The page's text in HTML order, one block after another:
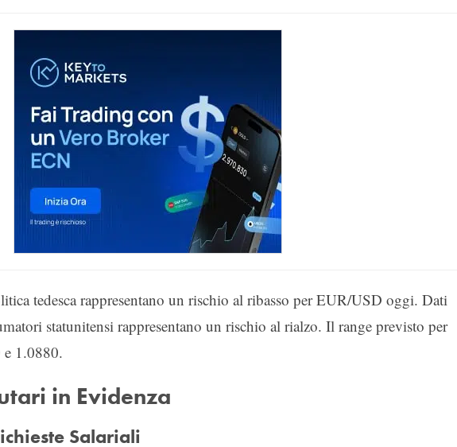
tedesca rappresentano un rischio al ribasso per EUR/USD oggi. Dati
statunitensi rappresentano un rischio al rialzo. Il range previsto per
1.0880.
in Evidenza
Salariali